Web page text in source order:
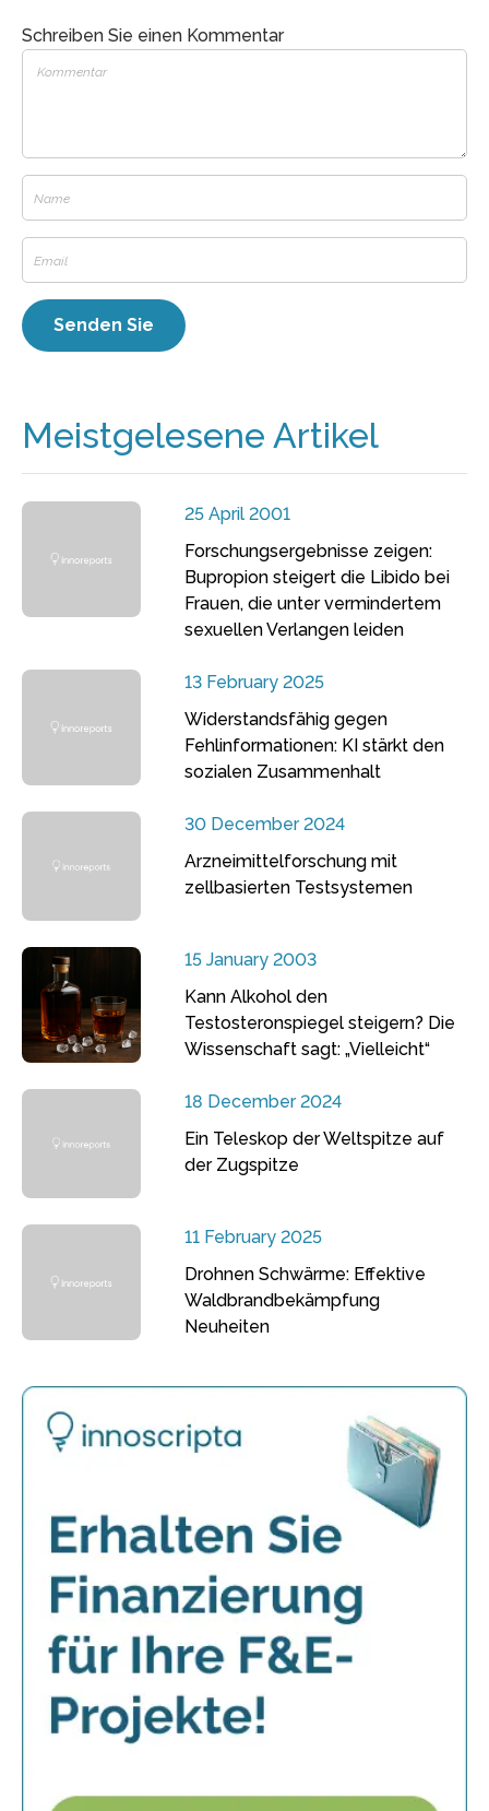
Schreiben Sie einen Kommentar
Meistgelesene Artikel
25 April 2001
Forschungsergebnisse zeigen:
Bupropion steigert die Libido bei
Frauen, die unter vermindertem
sexuellen Verlangen leiden
13 February 2025
Widerstandsfähig gegen
Fehlinformationen: KI stärkt den
sozialen Zusammenhalt
30 December 2024
Arzneimittelforschung mit
zellbasierten Testsystemen
15 January 2003
Kann Alkohol den
Testosteronspiegel steigern? Die
Wissenschaft sagt: „Vielleicht“
18 December 2024
Ein Teleskop der Weltspitze auf
der Zugspitze
11 February 2025
Drohnen Schwärme: Effektive
Waldbrandbekämpfung
Neuheiten